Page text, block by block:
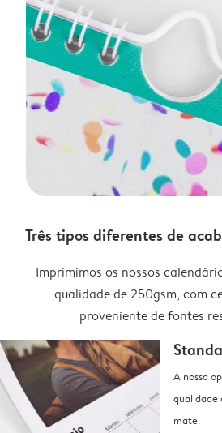
Três tipos diferentes de
Imprimimos os nossos
qualidade de 250gsm, com
proveniente de fontes
A nossa
qualidade
mate.